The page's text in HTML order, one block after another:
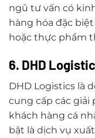
ngũ tư vấn có
hàng hóa đặc
hoặc thực phẩm
6. DHD
DHD Logistics là
cung cấp các giải
khách hàng cá
bật là dịch vụ